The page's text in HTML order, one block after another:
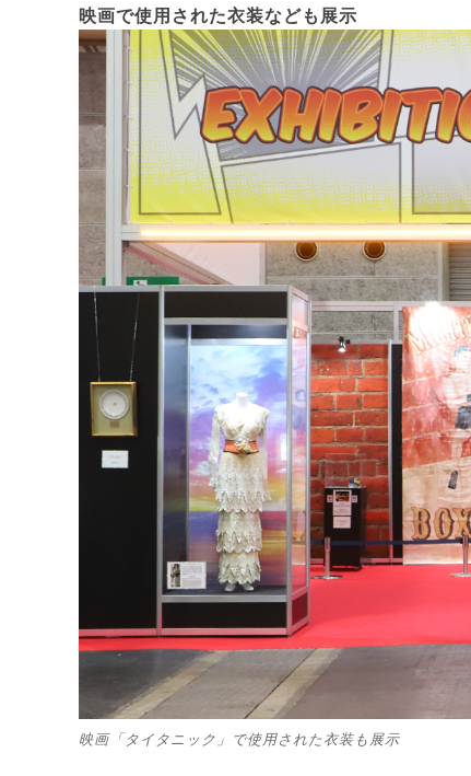
映画で使用された衣装なども展示
映画「タイタニック」で使用された衣装も展示